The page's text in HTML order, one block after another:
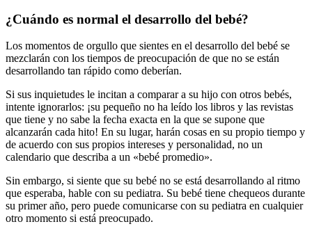
¿Cuándo es normal el desarrollo del bebé?
Los momentos de orgullo que sientes en el desarrollo del bebé se
mezclarán con los tiempos de preocupación de que no se están
desarrollando tan rápido como deberían.
Si sus inquietudes le incitan a comparar a su hijo con otros bebés,
intente ignorarlos: ¡su pequeño no ha leído los libros y las revistas
que tiene y no sabe la fecha exacta en la que se supone que
alcanzarán cada hito! En su lugar, harán cosas en su propio tiempo y
de acuerdo con sus propios intereses y personalidad, no un
calendario que describa a un «bebé promedio».
Sin embargo, si siente que su bebé no se está desarrollando al ritmo
que esperaba, hable con su pediatra. Su bebé tiene chequeos durante
su primer año, pero puede comunicarse con su pediatra en cualquier
otro momento si está preocupado.